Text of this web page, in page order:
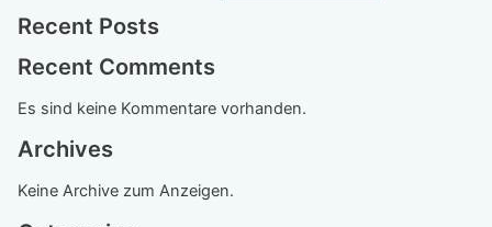
Recent Posts
Recent Comments
Es sind keine Kommentare vorhanden.
Archives
Keine Archive zum Anzeigen.